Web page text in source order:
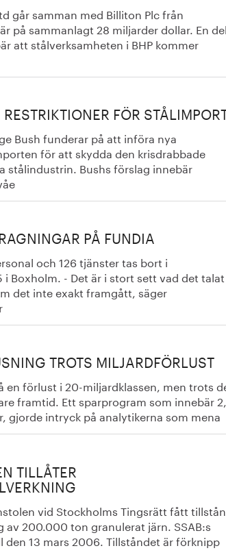
går samman med Billiton Plc från
på sammanlagt 28 miljarder dollar. En del
att stålverksamheten i BHP kommer
FÖR
Bush funderar på att införa nya
för att skydda den krisdrabbade
stålindustrin. Bushs förslag innebär
PÅ FUNDIA
och 126 tjänster tas bort i
i Boxholm. - Det är i stort sett vad det talat
det inte exakt framgått, säger
TROTS MILJARDFÖRLUST
en förlust i 20-miljardklassen, men trots
framtid. Ett sparprogram som innebär
gjorde intryck på analytikerna som mena
TILLÅTER
vid Stockholms Tingsrätt fått
200.000 ton granulerat järn. SSAB:s
13 mars 2006. Tillståndet är förknipp